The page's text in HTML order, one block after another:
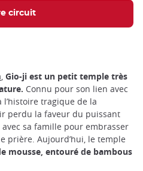
circuit
, Gio-ji est un petit temple très
Connu pour son lien avec
l’histoire tragique de la
perdu la faveur du puissant
avec sa famille pour embrasser
prière. Aujourd’hui, le temple
mousse, entouré de bambous